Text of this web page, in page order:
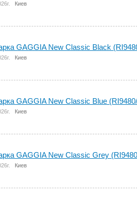
Киев
GAGGIA New Classic Black
Киев
GAGGIA New Classic Blue
Киев
GAGGIA New Classic Grey
Киев